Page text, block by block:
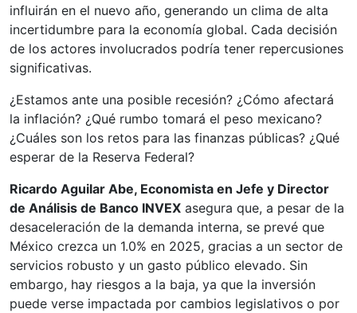
influirán en el nuevo año, generando un clima de alta
incertidumbre para la economía global. Cada decisión
de los actores involucrados podría tener repercusiones
significativas.
¿Estamos ante una posible recesión? ¿Cómo afectará
la inflación? ¿Qué rumbo tomará el peso mexicano?
¿Cuáles son los retos para las finanzas públicas? ¿Qué
esperar de la Reserva Federal?
Ricardo Aguilar Abe, Economista en Jefe y Director
de Análisis de Banco INVEX asegura que, a pesar de la
desaceleración de la demanda interna, se prevé que
México crezca un 1.0% en 2025, gracias a un sector de
servicios robusto y un gasto público elevado. Sin
embargo, hay riesgos a la baja, ya que la inversión
puede verse impactada por cambios legislativos o por